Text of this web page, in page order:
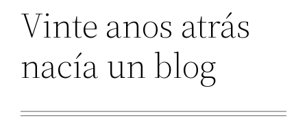
Vinte anos atrás
nacía un blog